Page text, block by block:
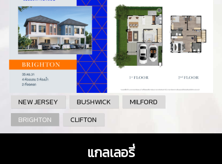
NEW JERSEY BUSHWICK
MILFORD
BRIGHTON
CLIFTON
แกลเลอรี่